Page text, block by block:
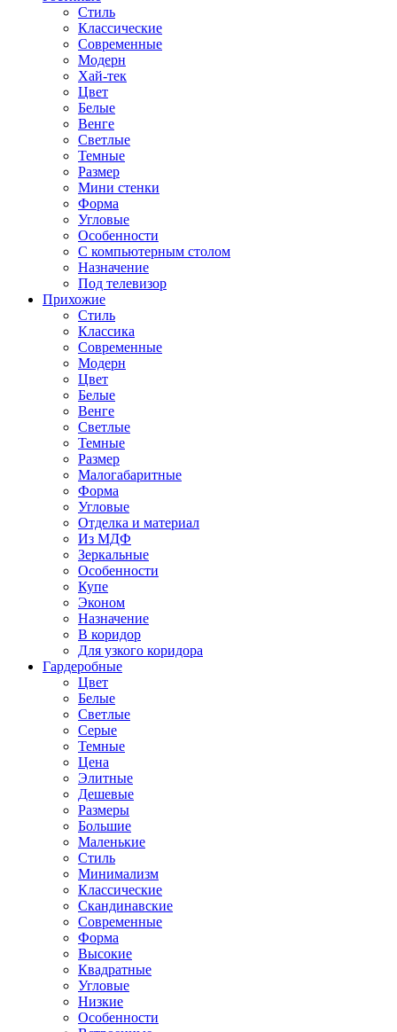
Стиль
Классические
Современные
Модерн
Хай-тек
Цвет
Белые
Венге
Светлые
Темные
Размер
Мини стенки
Форма
Угловые
Особенности
С компьютерным столом
Назначение
Под телевизор
Прихожие
Стиль
Классика
Современные
Модерн
Цвет
Белые
Венге
Светлые
Темные
Размер
Малогабаритные
Форма
Угловые
Отделка и материал
Из МДФ
Зеркальные
Особенности
Купе
Эконом
Назначение
В коридор
Для узкого коридора
Гардеробные
Цвет
Белые
Светлые
Серые
Темные
Цена
Элитные
Дешевые
Размеры
Большие
Маленькие
Стиль
Минимализм
Классические
Скандинавские
Современные
Форма
Высокие
Квадратные
Угловые
Низкие
Особенности